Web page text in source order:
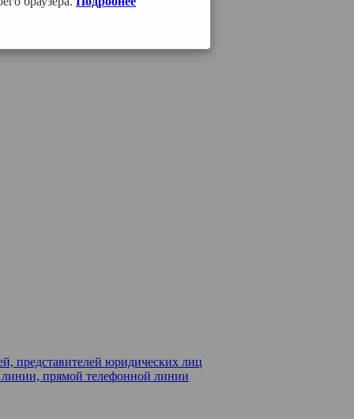
представителей юридических лиц
прямой телефонной линии